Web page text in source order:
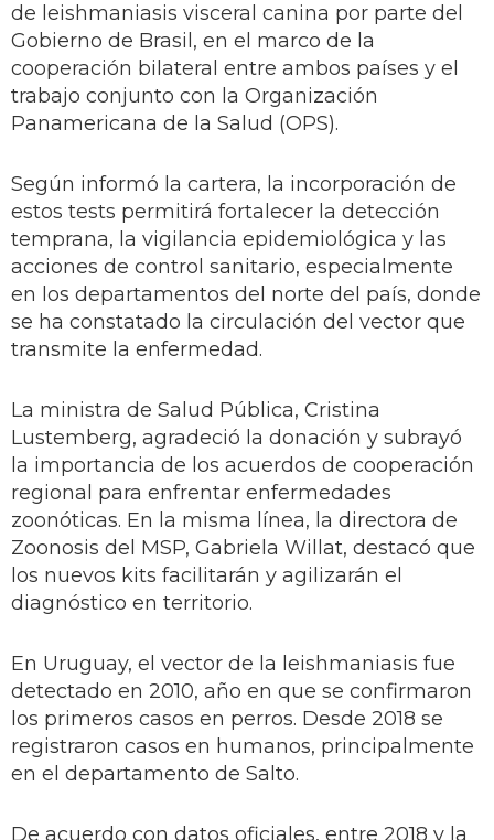
de leishmaniasis visceral canina por parte del
Gobierno de Brasil, en el marco de la
cooperación bilateral entre ambos países y el
trabajo conjunto con la Organización
Panamericana de la Salud (OPS).
Según informó la cartera, la incorporación de
estos tests permitirá fortalecer la detección
temprana, la vigilancia epidemiológica y las
acciones de control sanitario, especialmente
en los departamentos del norte del país, donde
se ha constatado la circulación del vector que
transmite la enfermedad.
La ministra de Salud Pública, Cristina
Lustemberg, agradeció la donación y subrayó
la importancia de los acuerdos de cooperación
regional para enfrentar enfermedades
zoonóticas. En la misma línea, la directora de
Zoonosis del MSP, Gabriela Willat, destacó que
los nuevos kits facilitarán y agilizarán el
diagnóstico en territorio.
En Uruguay, el vector de la leishmaniasis fue
detectado en 2010, año en que se confirmaron
los primeros casos en perros. Desde 2018 se
registraron casos en humanos, principalmente
en el departamento de Salto.
De acuerdo con datos oficiales, entre 2018 y la